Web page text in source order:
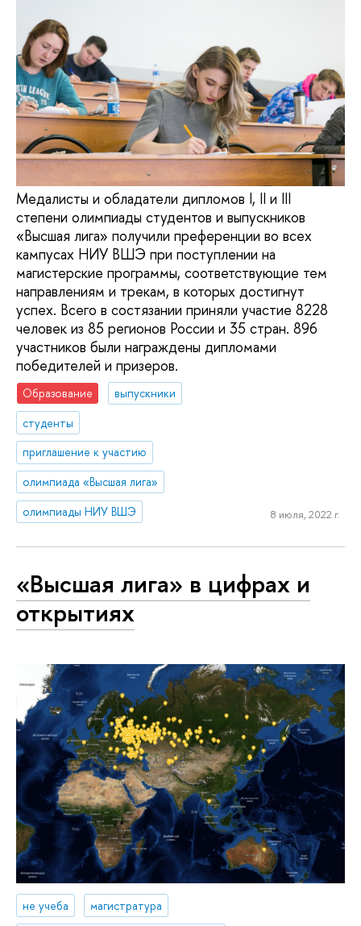
Медалисты и обладатели дипломов I, II и III
степени олимпиады студентов и выпускников
«Высшая лига» получили преференции во всех
кампусах НИУ ВШЭ при поступлении на
магистерские программы, соответствующие тем
направлениям и трекам, в которых достигнут
успех. Всего в состязании приняли участие 8228
человек из 85 регионов России и 35 стран. 896
участников были награждены дипломами
победителей и призеров.
Образование
выпускники
студенты
приглашение к участию
олимпиада «Высшая лига»
олимпиады НИУ ВШЭ
8 июля, 2022 г.
«Высшая лига» в цифрах и
открытиях
не учеба
магистратура